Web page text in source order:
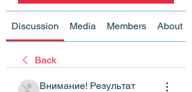
Discussion Media Members About
Back
Внимание! Результат